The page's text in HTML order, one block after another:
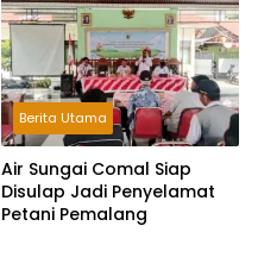
Berita Utama
Air Sungai Comal Siap
Disulap Jadi Penyelamat
Petani Pemalang